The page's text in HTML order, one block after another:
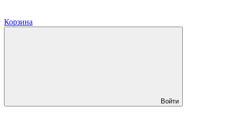
Корзина
Войти